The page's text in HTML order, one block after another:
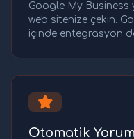
Google My Business
web sitenize çekin.
içinde entegrasyon
Otomatik